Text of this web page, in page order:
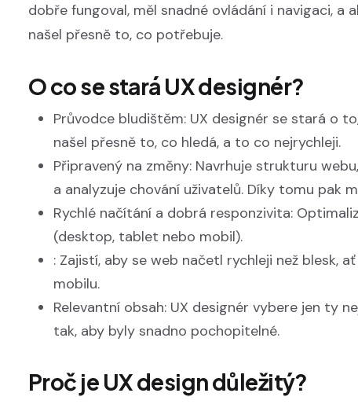
dobře fungoval, měl snadné ovládání i navigaci, a
našel přesně to, co potřebuje.
O co se stará UX designér?
Průvodce bludištěm: UX designér se stará o
našel přesně to, co hledá, a to co nejrychleji.
Připravený na změny: Navrhuje strukturu
a analyzuje chování uživatelů. Díky tomu pak
Rychlé načítání a dobrá responzivita:
(desktop, tablet nebo mobil).
: Zajistí, aby se web načetl rychleji než blesk,
mobilu.
Relevantní obsah: UX designér vybere jen ty
tak, aby byly snadno pochopitelné.
Proč je UX design důležitý?